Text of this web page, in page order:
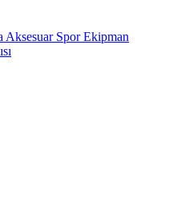
Aksesuar Spor Ekipman